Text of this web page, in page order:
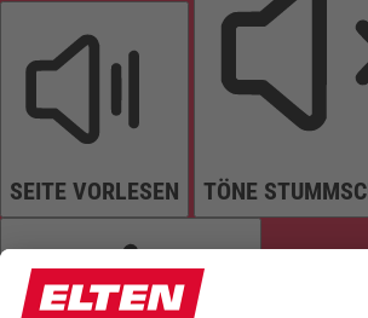
SEITE VORLESEN TÖNE